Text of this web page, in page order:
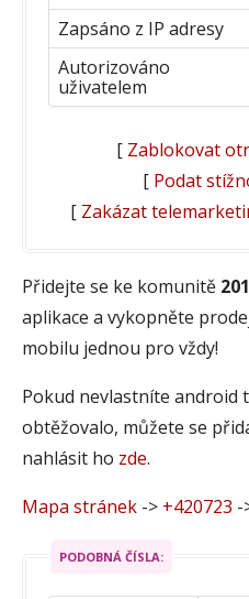
Zapsáno z IP adresy
Autorizováno
uživatelem
[ Zablokovat
[ Podat
[ Zakázat
Přidejte se ke komunitě
aplikace a vykopněte
mobilu jednou pro vždy!
Pokud nevlastníte android
obtěžovalo, můžete se
nahlásit ho zde.
Mapa stránek -> +420723 -
PODOBNÁ ČÍSLA: